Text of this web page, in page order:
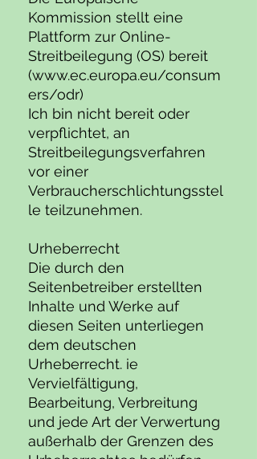
Kommission stellt eine
Plattform zur Online-
Streitbeilegung (OS) bereit
(www.ec.europa.eu/consum
ers/odr)
Ich bin nicht bereit oder
verpflichtet, an
Streitbeilegungsverfahren
vor einer
Verbraucherschlichtungsstel
le teilzunehmen.
Urheberrecht
Die durch den
Seitenbetreiber erstellten
Inhalte und Werke auf
diesen Seiten unterliegen
dem deutschen
Urheberrecht. ie
Vervielfältigung,
Bearbeitung, Verbreitung
und jede Art der Verwertung
außerhalb der Grenzen des